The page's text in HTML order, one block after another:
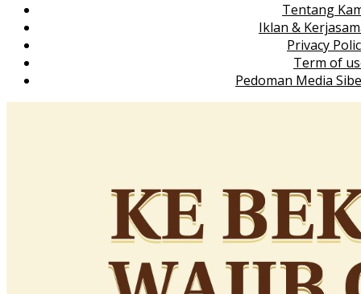
Tentang
Iklan &
Privacy
Term of
Pedoman Media